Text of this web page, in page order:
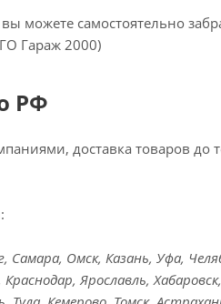
можете самостоятельно
Гараж 2000)
РФ
доставка товаров до
Омск, Казань, Уфа,
Ярославль,